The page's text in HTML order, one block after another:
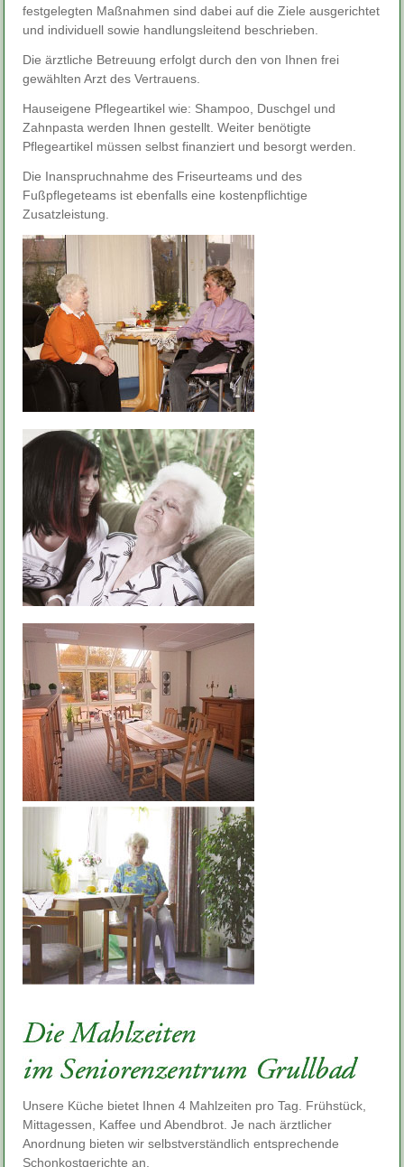
festgelegten Maßnahmen sind dabei auf die Ziele ausgerichtet
und individuell sowie handlungsleitend beschrieben.
Die ärztliche Betreuung erfolgt durch den von Ihnen frei
gewählten Arzt des Vertrauens.
Hauseigene Pflegeartikel wie: Shampoo, Duschgel und
Zahnpasta werden Ihnen gestellt. Weiter benötigte
Pflegeartikel müssen selbst finanziert und besorgt werden.
Die Inanspruchnahme des Friseurteams und des
Fußpflegeteams ist ebenfalls eine kostenpflichtige
Zusatzleistung.
Unsere Küche bietet Ihnen 4 Mahlzeiten pro Tag. Frühstück,
Mittagessen, Kaffee und Abendbrot. Je nach ärztlicher
Anordnung bieten wir selbstverständlich entsprechende
Schonkostgerichte an.